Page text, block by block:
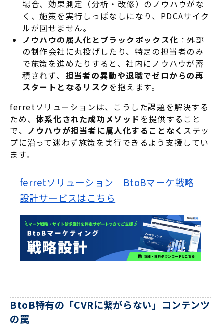
場合、効果測定（分析・改修）のノウハウがな
く、施策を実行しっぱなしになり、PDCAサイク
ルが回せません。
ノウハウの属人化とブラックボックス化 ：外部
の制作会社に丸投げしたり、特定の担当者のみ
で施策を進めたりすると、社内にノウハウが蓄
積されず、 担当者の異動や退職でゼロからの再
スタートとなるリスクを抱えます。
ferretソリューションは、こうした課題を解決する
ため、 体系化された成功メソッドを提供すること
で、 ノウハウが担当者に属人化することなく ステッ
プに沿って迷わず施策を実行できるよう支援してい
ます。
ferretソリューション｜BtoBマーケ戦略
設計サービスはこちら
BtoB特有の「CVRに繋がらない」コンテンツ
の罠